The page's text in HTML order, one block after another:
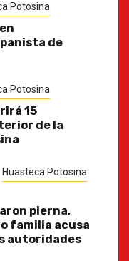
Potosina
de
Potosina
15
de la
Huasteca Potosina
pierna,
familia acusa
autoridades